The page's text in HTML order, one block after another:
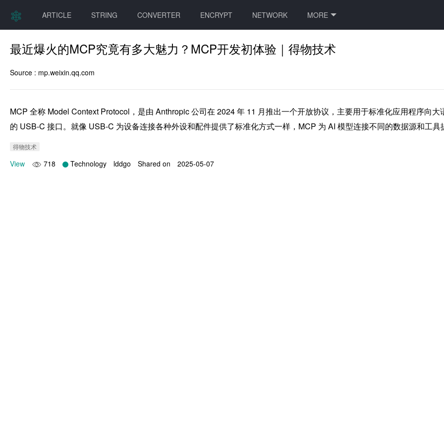
ARTICLE STRING CONVERTER ENCRYPT NETWORK MORE
最近爆火的MCP究竟有多大魅力？MCP开发初体验｜得物技术
Source : mp.weixin.qq.com
MCP 全称 Model Context Protocol，是由 Anthropic 公司在 2024 年 11 月推出一个开放协议，主要用于标准化应用程序向
的 USB-C 接口。就像 USB-C 为设备连接各种外设和配件提供了标准化方式一样，MCP 为 AI 模型连接不同的数据源和工
得物技术
View 718 Technology lddgo Shared on 2025-05-07